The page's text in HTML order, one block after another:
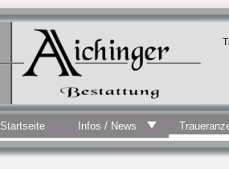
Startseite Infos / News